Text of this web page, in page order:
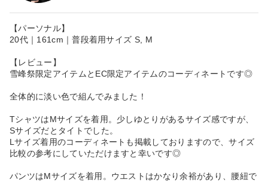
【パーソナル】
20代｜161cm｜普段着用サイズ S, M
【レビュー】
雪峰祭限定アイテムとEC限定アイテムのコーディネートです◎
全体的に淡い色で組んでみました！
TシャツはMサイズを着用。少しゆとりがあるサイズ感ですが、
Sサイズだとタイトでした。
Lサイズ着用のコーディネートも掲載しておりますので、サイズ
比較の参考にしていただけますと幸いです◎
パンツはMサイズを着用。ウエストはかなり余裕があり、腰紐で